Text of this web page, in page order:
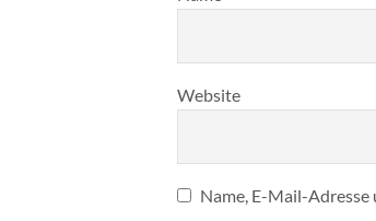
Website
Name, E-Mail-